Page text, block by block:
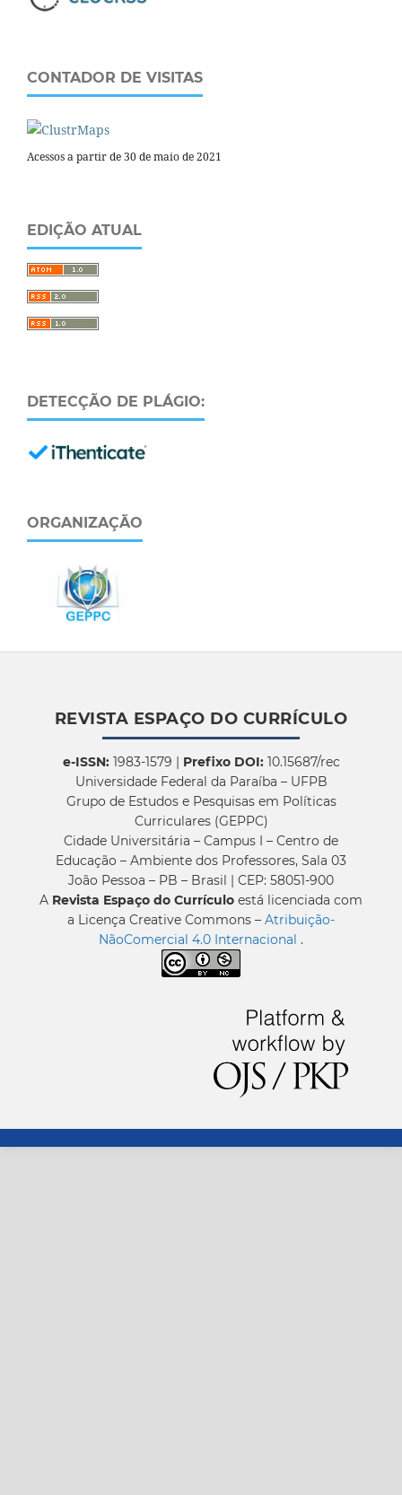
CONTADOR DE VISITAS
Acessos a partir de 30 de maio de 2021
EDIÇÃO ATUAL
DETECÇÃO DE PLÁGIO:
ORGANIZAÇÃO
REVISTA ESPAÇO DO CURRÍCULO
e-ISSN:1983-1579 | Prefixo DOI:10.15687/rec
Universidade Federal da Paraíba – UFPB
Grupo de Estudos e Pesquisas em Políticas
Curriculares (GEPPC)
Cidade Universitária – Campus I – Centro de
Educação – Ambiente dos Professores, Sala 03
João Pessoa – PB – Brasil | CEP: 58051-900
A Revista Espaço do Currículo está licenciada com
a Licença Creative Commons – Atribuição-
NãoComercial 4.0 Internacional .